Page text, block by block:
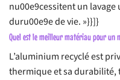
nu00e9cessitent un
duru00e9e de vie. »}}]}
Quel est le meilleur matériau pour un
L’aluminium recyclé est
thermique et sa